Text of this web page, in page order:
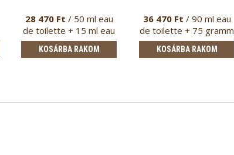
28 470 Ft / 50 ml eau
de toilette + 15 ml eau
de t…
KOSÁRBA RAKOM
36 470 Ft / 90 ml eau
de toilette + 75 gramm
stift…
KOSÁRBA RAKOM